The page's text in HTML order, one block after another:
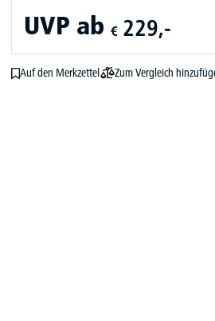
UVP ab € 229,-
Auf den Merkzettel
Zum Vergleich